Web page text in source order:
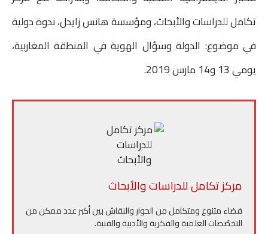
e
b
o
o
k
t
t
e
t
s
A
p
p
s
e
n
e
r
i
i
l
t
تكامل للدراسات والأبحاث، ومؤسسة هانس زايدل، ندوة دولية
في موضوع: الدولة وسؤال الهوية في المنطقة المغاربية،
يومي 13 و14 مارس 2019.
مركز تكامل للدراسات والأبحاث
فضاء متنوع ومتكامل من الحوار والنقاش بين أكبر عدد ممكن من
التخصّصات العلمية والفكرية والأدبية والفنية.